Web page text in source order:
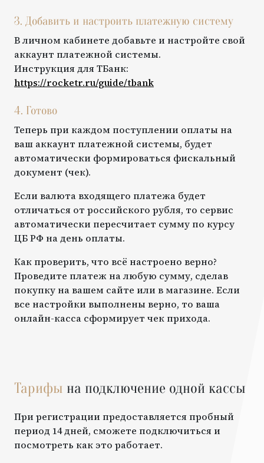
3. Добавить и настроить платежную систему
В личном кабинете добавьте и настройте свой
аккаунт платежной системы.
Инструкция дляТБанк:
https://rocketr.ru/guide/tbank
4. Готово
Теперь при каждом поступлении оплаты на
ваш аккаунт платежной системы, будет
автоматически формироваться фискальный
документ (чек).
Если валюта входящего платежа будет
отличаться от российского рубля, то сервис
автоматически пересчитает сумму по курсу
ЦБ РФ на день оплаты.
Как проверить, что всё настроено верно?
Проведите платеж на любую сумму, сделав
покупку на вашем сайте или в магазине. Если
все настройки выполнены верно, то ваша
онлайн-касса сформирует чек прихода.
Тарифы на подключение одной кассы
При регистрации предоставляется пробный
период 14 дней, сможете подключиться и
посмотреть как это работает.